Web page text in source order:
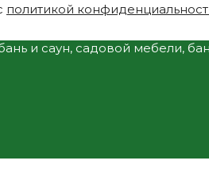
политикой
и саун, садовой мебели,